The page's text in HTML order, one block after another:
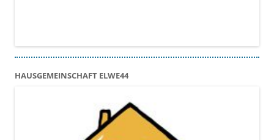
HAUSGEMEINSCHAFT ELWE44